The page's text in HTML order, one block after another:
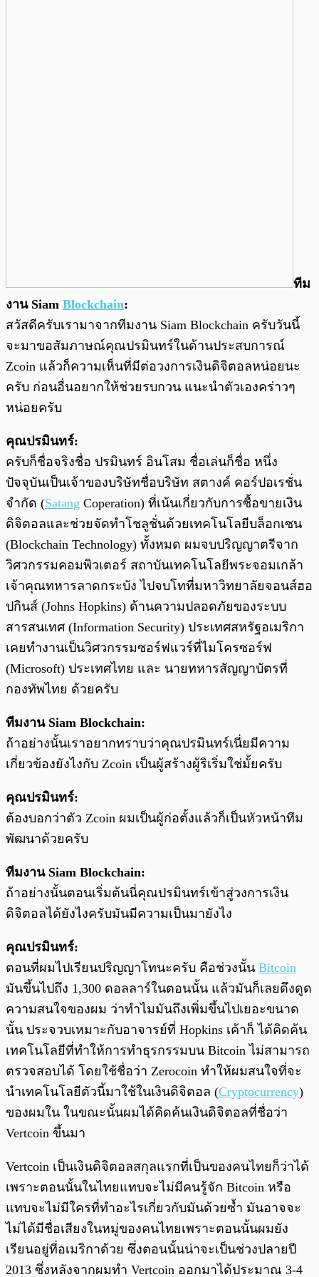
ทีม
งาน Siam Blockchain:
สวัสดีครับเรามาจากทีมงาน Siam Blockchain ครับวันนี้
จะมาขอสัมภาษณ์คุณปรมินทร์ในด้านประสบการณ์
Zcoin แล้วก็ความเห็นที่มีต่อวงการเงินดิจิตอลหน่อยนะ
ครับ ก่อนอื่นอยากให้ช่วยรบกวน แนะนำตัวเองคร่าวๆ
หน่อยครับ
คุณปรมินทร์:
ครับก็ชื่อจริงชื่อ ปรมินทร์ อินโสม ชื่อเล่นก็ชื่อ หนึ่ง
ปัจจุบันเป็นเจ้าของบริษัทชื่อบริษัท สตางค์ คอร์ปอเรชั่น
จำกัด (Satang Coperation) ที่เน้นเกี่ยวกับการซื้อขายเงิน
ดิจิตอลและช่วยจัดทำโชลูชั่นด้วยเทคโนโลยีบล็อกเซน
(Blockchain Technology) ทั้งหมด ผมจบปริญญาตรีจาก
วิศวกรรมคอมพิวเตอร์ สถาบันเทคโนโลยีพระจอมเกล้า
เจ้าคุณทหารลาดกระบัง ไปจบโทที่มหาวิทยาลัยจอนส์ฮอ
ปกินส์ (Johns Hopkins) ด้านความปลอดภัยของระบบ
สารสนเทศ (Information Security) ประเทศสหรัฐอเมริกา
เคยทำงานเป็นวิศวกรรมซอร์ฟแวร์ที่ไมโครซอร์ฟ
(Microsoft) ประเทศไทย และ นายทหารสัญญาบัตรที่
กองทัพไทย ด้วยครับ
ทีมงาน Siam Blockchain:
ถ้าอย่างนั้นเราอยากทราบว่าคุณปรมินทร์เนี่ยมีความ
เกี่ยวข้องยังไงกับ Zcoin เป็นผู้สร้างผู้ริเริ่มใช่มั้ยครับ
คุณปรมินทร์:
ต้องบอกว่าตัว Zcoin ผมเป็นผู้ก่อตั้งแล้วก็เป็นหัวหน้าทีม
พัฒนาด้วยครับ
ทีมงาน Siam Blockchain:
ถ้าอย่างนั้นตอนเริ่มต้นนี่คุณปรมินทร์เข้าสู่วงการเงิน
ดิจิตอลได้ยังไงครับมันมีความเป็นมายังไง
คุณปรมินทร์:
ตอนที่ผมไปเรียนปริญญาโทนะครับ คือช่วงนั้น Bitcoin
มันขึ้นไปถึง 1,300 ดอลลาร์ในตอนนั้น แล้วมันก็เลยดึงดูด
ความสนใจของผม ว่าทำไมมันถึงเพิ่มขึ้นไปเยอะขนาด
นั้น ประจวบเหมาะกับอาจารย์ที่ Hopkins เค้าก็ ได้คิดค้น
เทคโนโลยีที่ทำให้การทำธุรกรรมบน Bitcoin ไม่สามารถ
ตรวจสอบได้ โดยใช้ชื่อว่า Zerocoin ทำให้ผมสนใจที่จะ
นำเทคโนโลยีตัวนี้มาใช้ในเงินดิจิตอล (Cryptocurrency)
ของผมใน ในขณะนั้นผมได้คิดค้นเงินดิจิตอลที่ชื่อว่า
Vertcoin ขึ้นมา
Vertcoin เป็นเงินดิจิตอลสกุลแรกที่เป็นของคนไทยก็ว่าได้
เพราะตอนนั้นในไทยแทบจะไม่มีคนรู้จัก Bitcoin หรือ
แทบจะไม่มีใครที่ทำอะไรเกี่ยวกับมันด้วยซ้ำ มันอาจจะ
ไม่ได้มีชื่อเสียงในหมู่ของคนไทยเพราะตอนนั้นผมยัง
เรียนอยู่ที่อเมริกาด้วย ซึ่งตอนนั้นน่าจะเป็นช่วงปลายปี
2013 ซึ่งหลังจากผมทำ Vertcoin ออกมาได้ประมาณ 3-4